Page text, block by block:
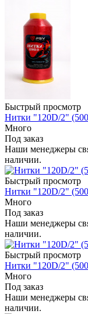
Быстрый просмотр
Нитки "120D/2"
Много
Под заказ
Наши менеджеры
наличии.
Быстрый просмотр
Нитки "120D/2"
Много
Под заказ
Наши менеджеры
наличии.
Быстрый просмотр
Нитки "120D/2"
Много
Под заказ
Наши менеджеры
наличии.